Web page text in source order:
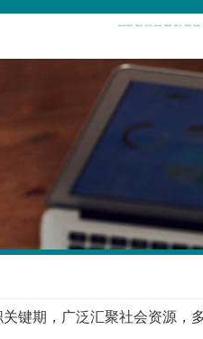
键期，广泛汇聚社会资源，